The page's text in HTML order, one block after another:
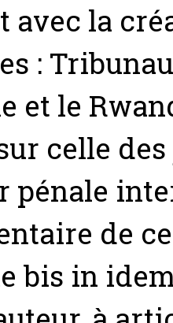
avec la
:
et le
celle
pénale
de
bis in